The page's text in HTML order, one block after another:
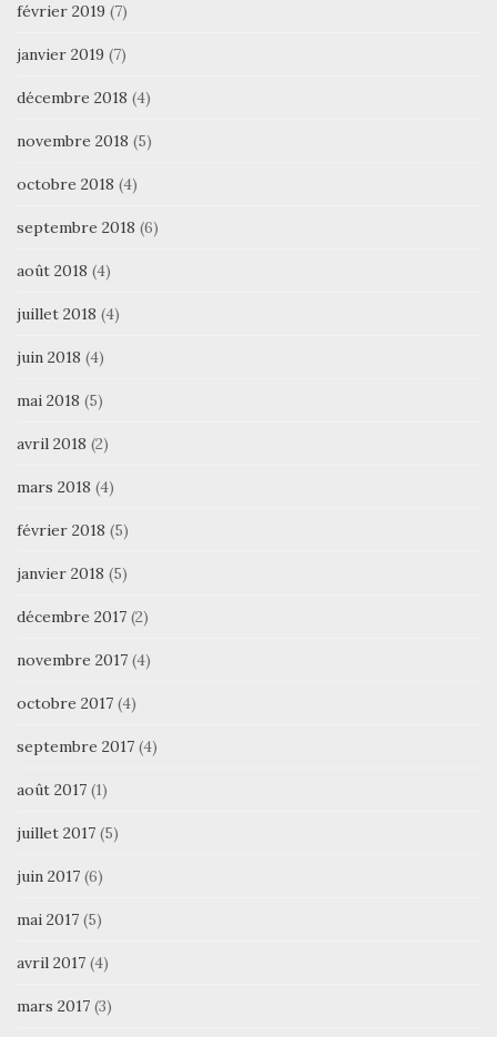
février 2019 (7)
janvier 2019 (7)
décembre 2018 (4)
novembre 2018 (5)
octobre 2018 (4)
septembre 2018 (6)
août 2018 (4)
juillet 2018 (4)
juin 2018 (4)
mai 2018 (5)
avril 2018 (2)
mars 2018 (4)
février 2018 (5)
janvier 2018 (5)
décembre 2017 (2)
novembre 2017 (4)
octobre 2017 (4)
septembre 2017 (4)
août 2017 (1)
juillet 2017 (5)
juin 2017 (6)
mai 2017 (5)
avril 2017 (4)
mars 2017 (3)